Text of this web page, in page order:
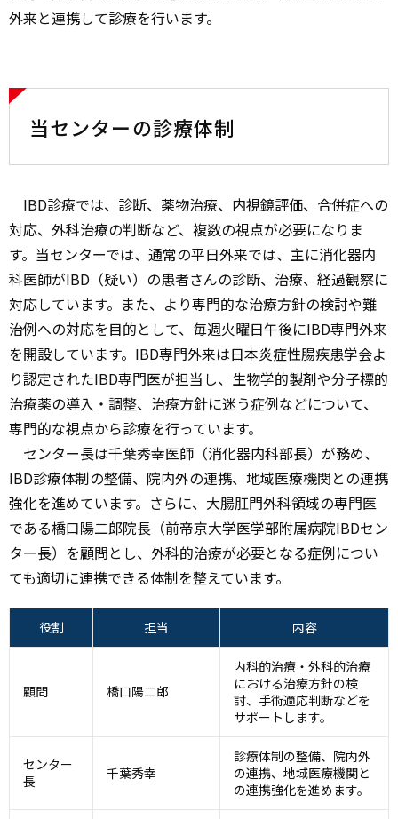
外来と連携して診療を行います。
当センターの診療体制
IBD診療では、診断、薬物治療、内視鏡評価、合併症への
対応、外科治療の判断など、複数の視点が必要になりま
す。当センターでは、通常の平日外来では、主に消化器内
科医師がIBD（疑い）の患者さんの診断、治療、経過観察に
対応しています。また、より専門的な治療方針の検討や難
治例への対応を目的として、毎週火曜日午後にIBD専門外来
を開設しています。IBD専門外来は日本炎症性腸疾患学会よ
り認定されたIBD専門医が担当し、生物学的製剤や分子標的
治療薬の導入・調整、治療方針に迷う症例などについて、
専門的な視点から診療を行っています。
センター長は千葉秀幸医師（消化器内科部長）が務め、
IBD診療体制の整備、院内外の連携、地域医療機関との連携
強化を進めています。さらに、大腸肛門外科領域の専門医
である橋口陽二郎院長（前帝京大学医学部附属病院IBDセン
ター長）を顧問とし、外科的治療が必要となる症例につい
ても適切に連携できる体制を整えています。
役割 担当 内容
顧問 橋口陽二郎
内科的治療・外科的治療
における治療方針の検
討、手術適応判断などを
サポートします。
センター
長
千葉秀幸
診療体制の整備、院内外
の連携、地域医療機関と
の連携強化を進めます。